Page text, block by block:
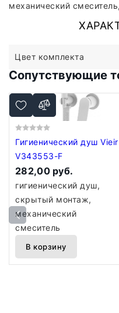
механический
Цвет комплекта
Сопутствующие
Гигиенический душ Vieir
V343553-F
282,00 руб.
гигиенический душ,
скрытый монтаж,
механический
смеситель
В корзину